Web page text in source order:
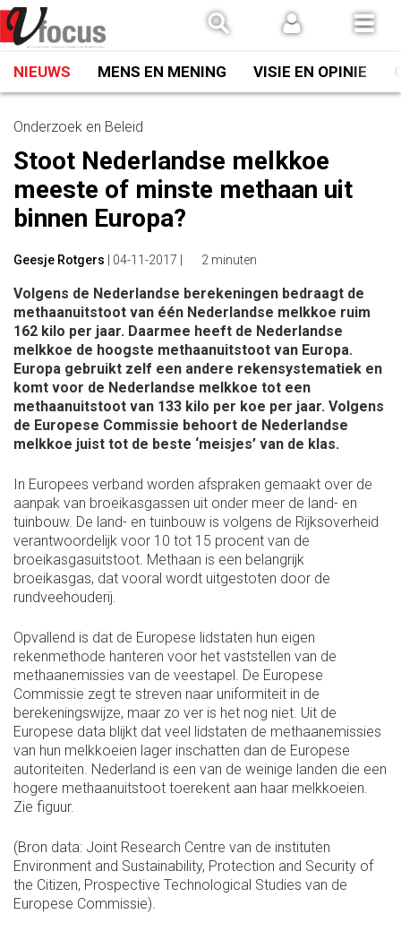
Spring
naar
inhoud
NIEUWS MENS EN MENING VISIE EN OPINIE
Onderzoek en Beleid
Stoot Nederlandse melkkoe
meeste of minste methaan uit
binnen Europa?
Geesje Rotgers 04-11-2017 2 minuten
Volgens de Nederlandse berekeningen bedraagt de
methaanuitstoot van één Nederlandse melkkoe ruim
162 kilo per jaar. Daarmee heeft de Nederlandse
melkkoe de hoogste methaanuitstoot van Europa.
Europa gebruikt zelf een andere rekensystematiek en
komt voor de Nederlandse melkkoe tot een
methaanuitstoot van 133 kilo per koe per jaar. Volgens
de Europese Commissie behoort de Nederlandse
melkkoe juist tot de beste ‘meisjes’ van de klas.
In Europees verband worden afspraken gemaakt over de
aanpak van broeikasgassen uit onder meer de land- en
tuinbouw. De land- en tuinbouw is volgens de Rijksoverheid
verantwoordelijk voor 10 tot 15 procent van de
broeikasgasuitstoot. Methaan is een belangrijk
broeikasgas, dat vooral wordt uitgestoten door de
rundveehouderij.
Opvallend is dat de Europese lidstaten hun eigen
rekenmethode hanteren voor het vaststellen van de
methaanemissies van de veestapel. De Europese
Commissie zegt te streven naar uniformiteit in de
berekeningswijze, maar zo ver is het nog niet. Uit de
Europese data blijkt dat veel lidstaten de methaanemissies
van hun melkkoeien lager inschatten dan de Europese
autoriteiten. Nederland is een van de weinige landen die een
hogere methaanuitstoot toerekent aan haar melkkoeien.
Zie figuur.
(Bron data: Joint Research Centre van de instituten
Environment and Sustainability, Protection and Security of
the Citizen, Prospective Technological Studies van de
Europese Commissie).